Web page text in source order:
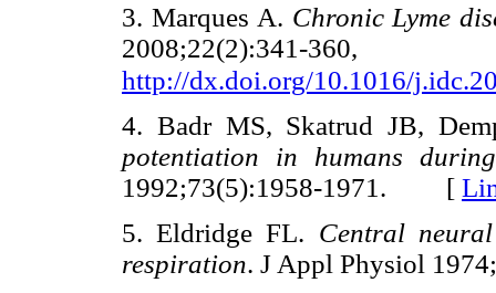
3. Marques A. Chronic Lyme
http://dx.doi.org/10.1016/
4. Badr MS, Skatrud JB,
potentiation in humans
1992;73(5):1958-1971. [
5. Eldridge FL. Central
respiration. J Appl Physiol